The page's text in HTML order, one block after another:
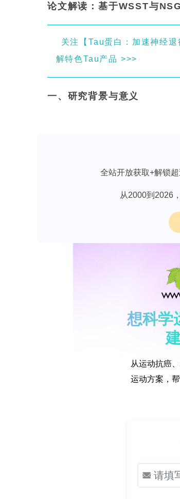
论文解读：基于WSST与
关注【Tau蛋白：加速神经
解特色Tau产品 >>>
一、研究背景与意义
抽水蓄能电站(Pumped
水蓄能机组(Pumped
(mechanical fault)。PSHU
至系统瘫痪。由于原型机日
异常特征成为有效手段。传
解EMD、集合EMD即
展，但深度学习方法（如一
常规深度学习为"黑箱"模型
边缘端部署需求。为此，
究，提出基于小波同步压
II优化CNN—SHAP可解释
度诊断流程，利用真实
提取不足、CNN超参数经验
可信诊断的双重要求。
二、主要关键技术方法概述
研究人员自中国某真实抽水
(Convolutional Neural
数等）作多目标（精度最大
WSST时频图训练与测试
全站开放获取+解锁
从2000到2026